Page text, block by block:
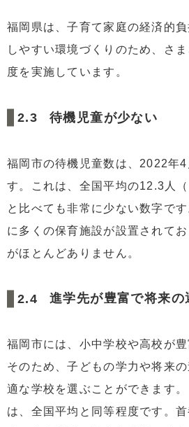
福岡県は、子育て家庭の経済的
しやすい環境づくりのため、さ
度を実施しています。
待機児童が少ない
福岡市の待機児童数は、2022年
す。これは、全国平均の12.3人
と比べても非常に少ない数字で
に多くの保育施設が設置されて
がほとんどありません。
進学先が豊富で将来の
福岡市には、小中学校や高校が豊
そのため、子どもの学力や将来
適な学校を選ぶことができます
は、全国平均と同等程度です。